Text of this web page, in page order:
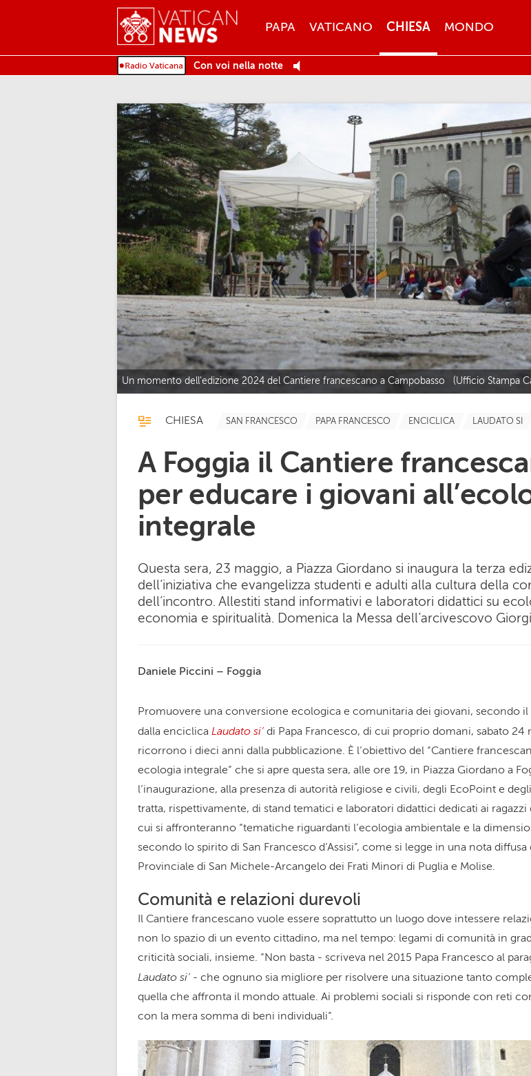
MENU
PAPA VATICANO CHIESA MONDO
Con voi nella notte
Un momento dell'edizione 2024 del Cantiere francescano a Campobasso (Ufficio Stampa
CHIESA SAN FRANCESCO PAPA FRANCESCO ENCICLICA LAUDATO SI
A Foggia il Cantiere
per educare i giovani
integrale
Questa sera, 23 maggio, a Piazza Giordano si inaugura la terza
dell’iniziativa che evangelizza studenti e adulti alla cultura della
dell’incontro. Allestiti stand informativi e laboratori didattici su
economia e spiritualità. Domenica la Messa dell’arcivescovo
Daniele Piccini – Foggia
Promuovere una conversione ecologica e comunitaria dei giovani, secondo
dalla enciclica Laudato si’ di Papa Francesco, di cui proprio domani, sabato 24
ricorrono i dieci anni dalla pubblicazione. È l’obiettivo del “Cantiere
ecologia integrale” che si apre questa sera, alle ore 19, in Piazza Giordano a
l’inaugurazione, alla presenza di autorità religiose e civili, degli EcoPoint e
tratta, rispettivamente, di stand tematici e laboratori didattici dedicati ai ragazzi
cui si affronteranno “tematiche riguardanti l’ecologia ambientale e la
secondo lo spirito di San Francesco d’Assisi”, come si legge in una nota diffusa
Provinciale di San Michele-Arcangelo dei Frati Minori di Puglia e Molise.
Comunità e relazioni durevoli
Il Cantiere francescano vuole essere soprattutto un luogo dove intessere
non lo spazio di un evento cittadino, ma nel tempo: legami di comunità in
criticità sociali, insieme. “Non basta - scriveva nel 2015 Papa Francesco al
Laudato si’ - che ognuno sia migliore per risolvere una situazione tanto
quella che affronta il mondo attuale. Ai problemi sociali si risponde con reti
con la mera somma di beni individuali”.